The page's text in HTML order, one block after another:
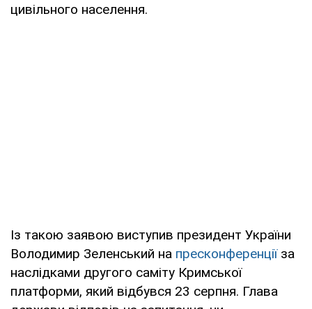
цивільного населення.
Із такою заявою виступив президент України
Володимир Зеленський на пресконференціїза
наслідками другого саміту Кримської
платформи, який відбувся 23 серпня. Глава